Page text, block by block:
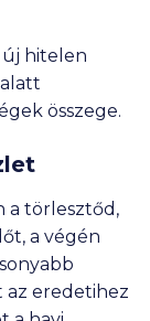
új hitelen
összege.
a törlesztőd,
a végén
az eredetihez